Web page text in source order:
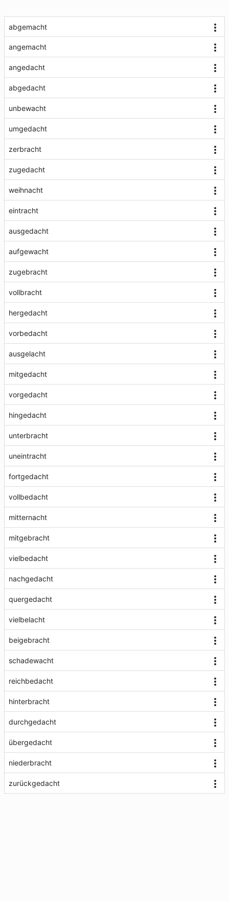
abgemacht
angemacht
angedacht
abgedacht
unbewacht
umgedacht
zerbracht
zugedacht
weihnacht
eintracht
ausgedacht
aufgewacht
zugebracht
vollbracht
hergedacht
vorbedacht
ausgelacht
mitgedacht
vorgedacht
hingedacht
unterbracht
uneintracht
fortgedacht
vollbedacht
mitternacht
mitgebracht
vielbedacht
nachgedacht
quergedacht
vielbelacht
beigebracht
schadewacht
reichbedacht
hinterbracht
durchgedacht
übergedacht
niederbracht
zurückgedacht